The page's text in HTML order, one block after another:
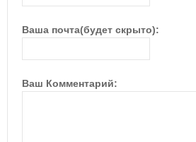
Ваша почта(будет скрыто):
Ваш Комментарий: